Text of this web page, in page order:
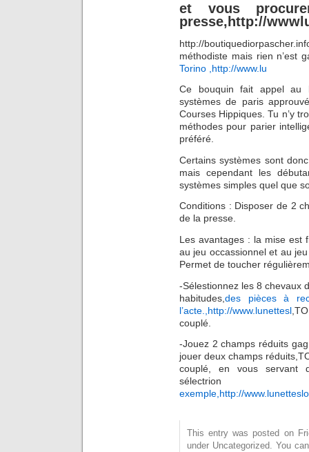
et vous
presse,http://
http://
méthodiste mais rien n’est
Torino ,http://www.lu
Ce bouquin fait appel au
systèmes de paris
Courses Hippiques. Tu n’y
méthodes pour parier
préféré.
Certains systèmes sont
mais cependant les
systèmes simples quel que
Conditions : Disposer de 2
de la presse.
Les avantages : la mise est
au jeu occassionnel et au
Permet de toucher
-Sélestionnez les 8 chevaux
habitudes, des pièces à
l’acte.,http://www.lunettesl
couplé.
-Jouez 2 champs réduits
jouer deux champs
couplé, en vous servant
sélectrion
exemple,http://
This entry was posted on
under Uncategorized. You